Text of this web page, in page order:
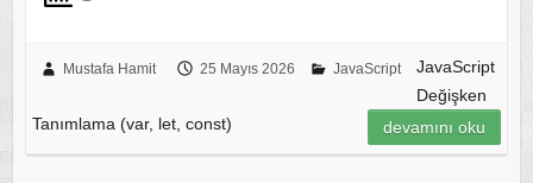
Mustafa Hamit 25 Mayıs 2026 JavaScript
JavaScript
Değişken
Tanımlama (var, let, const)
devamını oku